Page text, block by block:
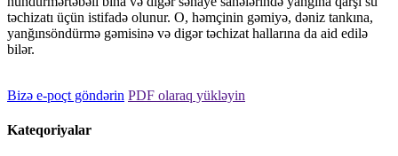
təchizatı üçün istifadə olunur. O, həmçinin gəmiyə, dəniz tankına,
yanğınsöndürmə gəmisinə və digər təchizat hallarına da aid edilə
bilər.
Bizə e-poçt göndərin PDF olaraq yükləyin
Kateqoriyalar